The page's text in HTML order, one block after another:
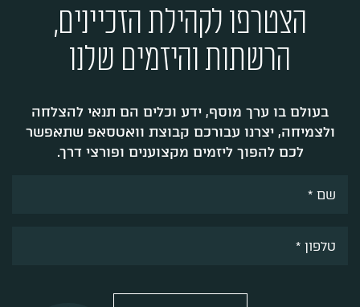
הצטרפו לקהילת הזכיינים,
הרשתות והיזמים שלנו
בעולם בו ערך מוסף, ידע וכלים הם תנאי להצלחה
ולצמיחה, יצרנו עבורכם קבוצת וואטסאפ שתאפשר
לכם להפוך ליזמים מקצוענים ופורצי דרך.